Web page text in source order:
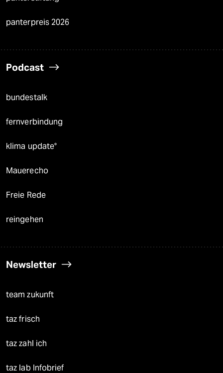
panterpreis 2026
Podcast
bundestalk
fernverbindung
klima update°
Mauerecho
Freie Rede
reingehen
Newsletter
team zukunft
taz frisch
taz zahl ich
taz lab Infobrief